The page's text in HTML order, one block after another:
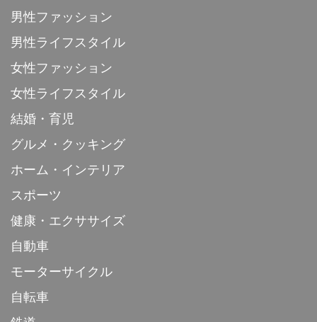
男性ファッション
男性ライフスタイル
女性ファッション
女性ライフスタイル
結婚・育児
グルメ・クッキング
ホーム・インテリア
スポーツ
健康・エクササイズ
自動車
モーターサイクル
自転車